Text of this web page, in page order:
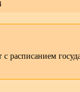
расписанием